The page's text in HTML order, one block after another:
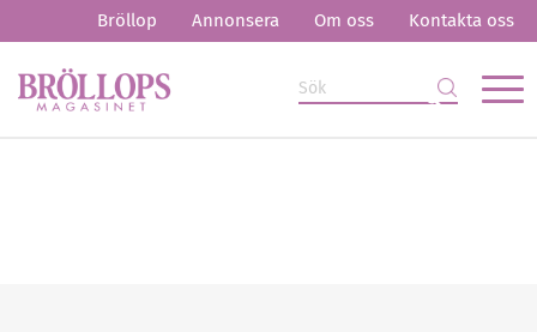
Bröllop Annonsera Om oss Kontakta oss